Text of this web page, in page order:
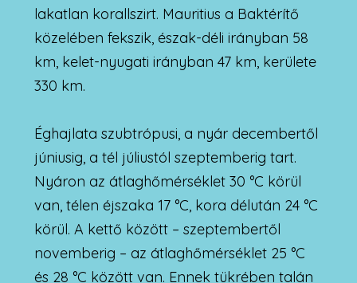
lakatlan korallszirt. Mauritius a Baktérítő
közelében fekszik, észak-déli irányban 58
km, kelet-nyugati irányban 47 km, kerülete
330 km.
Éghajlata szubtrópusi, a nyár decembertől
júniusig, a tél júliustól szeptemberig tart.
Nyáron az átlaghőmérséklet 30 °C körül
van, télen éjszaka 17 °C, kora délután 24 °C
körül. A kettő között – szeptembertől
novemberig – az átlaghőmérséklet 25 °C
és 28 °C között van. Ennek tükrében talán